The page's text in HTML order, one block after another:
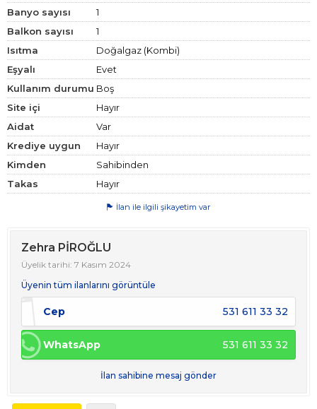
Banyo sayısı
1
Balkon sayısı
1
Isıtma
Doğalgaz (Kombi)
Eşyalı
Evet
Kullanım durumu Boş
Site içi
Hayır
Aidat
Var
Krediye uygun
Hayır
Kimden
Sahibinden
Takas
Hayır
İlan ile ilgili şikayetim var
Zehra PİROĞLU
Üyelik tarihi: 7 Kasım 2024
Üyenin tüm ilanlarını görüntüle
Cep 531 611 33 32
WhatsApp 531 611 33 32
İlan sahibine mesaj gönder